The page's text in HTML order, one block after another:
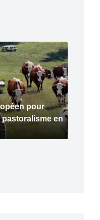
pour
pastoralisme en